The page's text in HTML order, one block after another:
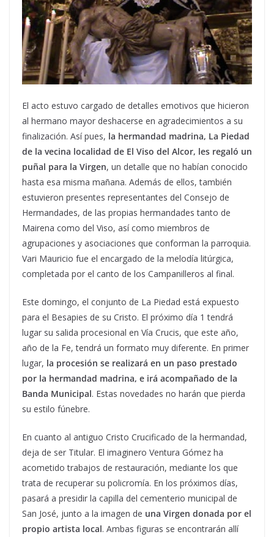
El acto estuvo cargado de detalles emotivos que hicieron
al hermano mayor deshacerse en agradecimientos a su
finalización. Así pues, la hermandad madrina, La Piedad
de la vecina localidad de El Viso del Alcor, les regaló un
puñal para la Virgen, un detalle que no habían conocido
hasta esa misma mañana. Además de ellos, también
estuvieron presentes representantes del Consejo de
Hermandades, de las propias hermandades tanto de
Mairena como del Viso, así como miembros de
agrupaciones y asociaciones que conforman la parroquia.
Vari Mauricio fue el encargado de la melodía litúrgica,
completada por el canto de los Campanilleros al final.
Este domingo, el conjunto de La Piedad está expuesto
para el Besapies de su Cristo. El próximo día 1 tendrá
lugar su salida procesional en Vía Crucis, que este año,
año de la Fe, tendrá un formato muy diferente. En primer
lugar, la procesión se realizará en un paso prestado
por la hermandad madrina, e irá acompañado de la
Banda Municipal. Estas novedades no harán que pierda
su estilo fúnebre.
En cuanto al antiguo Cristo Crucificado de la hermandad,
deja de ser Titular. El imaginero Ventura Gómez ha
acometido trabajos de restauración, mediante los que
trata de recuperar su policromía. En los próximos días,
pasará a presidir la capilla del cementerio municipal de
San José, junto a la imagen de una Virgen donada por el
propio artista local. Ambas figuras se encontrarán allí